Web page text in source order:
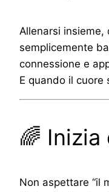
Allenarsi
semplicemente
connessione e
E quando il
🌈 Inizia
Non aspettare “il